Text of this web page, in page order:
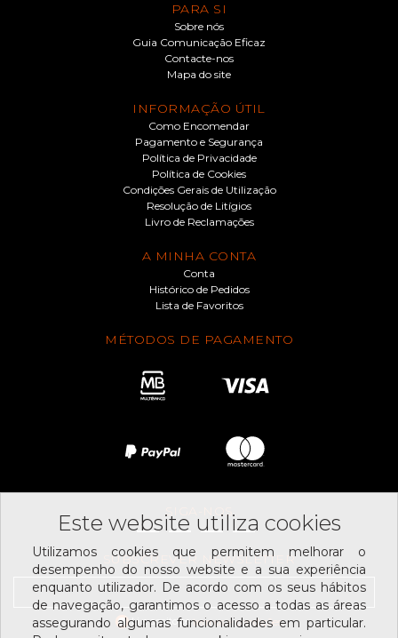
PARA SI
Sobre nós
Guia Comunicação Eficaz
Contacte-nos
Mapa do site
INFORMAÇÃO ÚTIL
Como Encomendar
Pagamento e Segurança
Política de Privacidade
Política de Cookies
Condições Gerais de Utilização
Resolução de Litígios
Livro de Reclamações
A MINHA CONTA
Conta
Histórico de Pedidos
Lista de Favoritos
MÉTODOS DE PAGAMENTO
SIGA-NOS
SUBSCREVER NEWSLETTER
Li e aceito ostermos e condições
Este website utiliza cookies
Utilizamos cookies que permitem melhorar o
desempenho do nosso website e a sua experiência
enquanto utilizador. De acordo com os seus hábitos
de navegação, garantimos o acesso a todas as áreas
assegurando algumas funcionalidades em particular.